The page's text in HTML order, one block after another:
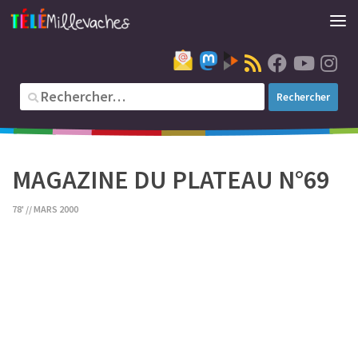
MAGAZINE DU PLATEAU N°69
78' // MARS 2000